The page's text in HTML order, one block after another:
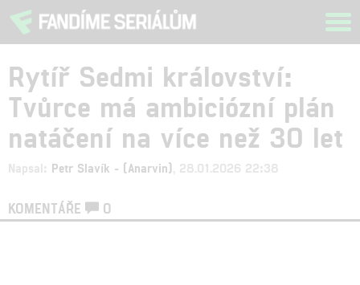
Rytíř Sedmi království:
Tvůrce má ambiciózní plán
natáčení na více než 30 let
Napsal: Petr Slavík - (Anarvin) , 28.01.2026 22:38
KOMENTÁŘE 0